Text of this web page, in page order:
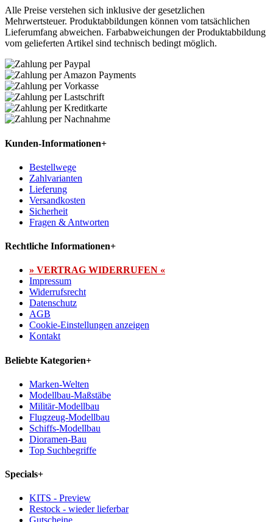
Alle Preise verstehen sich inklusive der gesetzlichen
Mehrwertsteuer. Produktabbildungen können vom tatsächlichen
Lieferumfang abweichen. Farbabweichungen der Produktabbildung
vom gelieferten Artikel sind technisch bedingt möglich.
Kunden-Informationen+
Bestellwege
Zahlvarianten
Lieferung
Versandkosten
Sicherheit
Fragen & Antworten
Rechtliche Informationen+
» VERTRAG WIDERRUFEN «
Impressum
Widerrufsrecht
Datenschutz
AGB
Cookie-Einstellungen anzeigen
Kontakt
Beliebte Kategorien+
Marken-Welten
Modellbau-Maßstäbe
Militär-Modellbau
Flugzeug-Modellbau
Schiffs-Modellbau
Dioramen-Bau
Top Suchbegriffe
Specials+
KITS - Preview
Restock - wieder lieferbar